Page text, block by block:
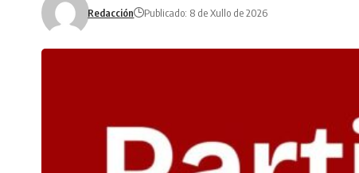
Redacción Publicado: 8 de Xullo de 2026